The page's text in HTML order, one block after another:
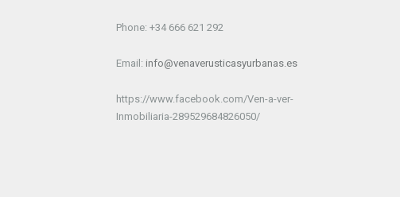
Phone: +34 666 621 292
Email: info@venaverusticasyurbanas.es
https://www.facebook.com/Ven-a-ver-
Inmobiliaria-289529684826050/